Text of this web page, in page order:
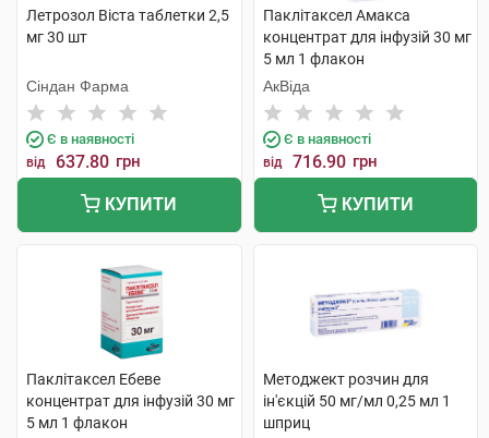
Летрозол Віста таблетки 2,5
мг 30 шт
Сіндан Фарма
Є в наявності
від 637.80 грн
КУПИТИ
Паклітаксел Амакса
концентрат для інфузій 30 мг
5 мл 1 флакон
АкВіда
Є в наявності
від 716.90 грн
КУПИТИ
Паклітаксел Ебеве
концентрат для інфузій 30 мг
5 мл 1 флакон
Методжект розчин для
ін'єкцій 50 мг/мл 0,25 мл 1
шприц